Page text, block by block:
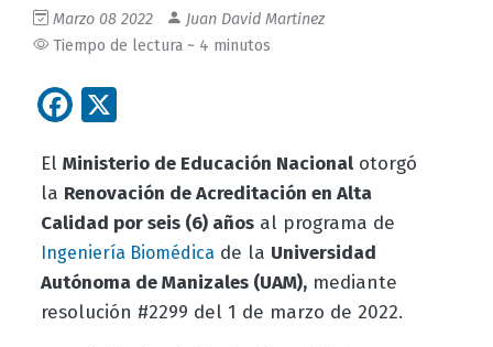
Marzo 08 2022
Juan David Martinez
Tiempo de lectura ~ 4 minutos
Facebook
El Ministerio de Educación Nacionalotorgó
la Renovación de Acreditación en Alta
Calidad por seis (6) añosal programa de
Ingeniería Biomédicade la Universidad
Autónoma de Manizales (UAM),mediante
resolución #2299 del 1 de marzo de 2022.